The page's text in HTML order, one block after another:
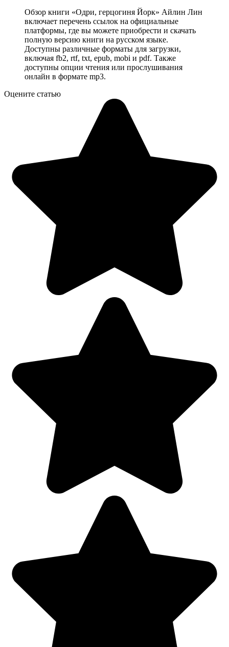
Обзор книги «Одри, герцогиня Йорк» Айлин Лин
включает перечень ссылок на официальные
платформы, где вы можете приобрести и скачать
полную версию книги на русском языке.
Доступны различные форматы для загрузки,
включая fb2, rtf, txt, epub, mobi и pdf. Также
доступны опции чтения или прослушивания
онлайн в формате mp3.
Оцените статью